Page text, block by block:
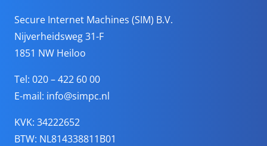
Secure Internet Machines (SIM) B.V.
Nijverheidsweg 31-F
1851 NW Heiloo
Tel: 020 – 422 60 00
E-mail: info@simpc.nl
KVK: 34222652
BTW: NL814338811B01